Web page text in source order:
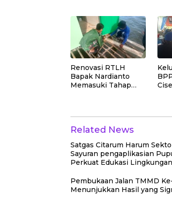
Renovasi RTLH
Bapak Nardianto
Memasuki Tahap
Related News
Satgas Citarum Harum
Sayuran pengaplikasian
Perkuat Edukasi
Pembukaan Jalan TMMD
Menunjukkan Hasil yang